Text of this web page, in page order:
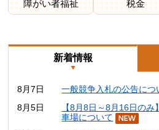
障がい者福祉 税金
新着情報
8月7日
一般競争入札の公告につ
8月5日
【8月8日～8月16日の
車場について